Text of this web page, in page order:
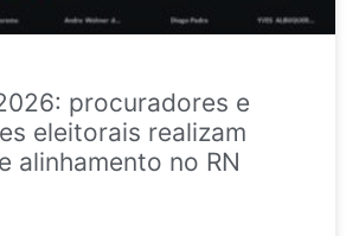
procuradores e
eleitorais realizam
alinhamento no RN